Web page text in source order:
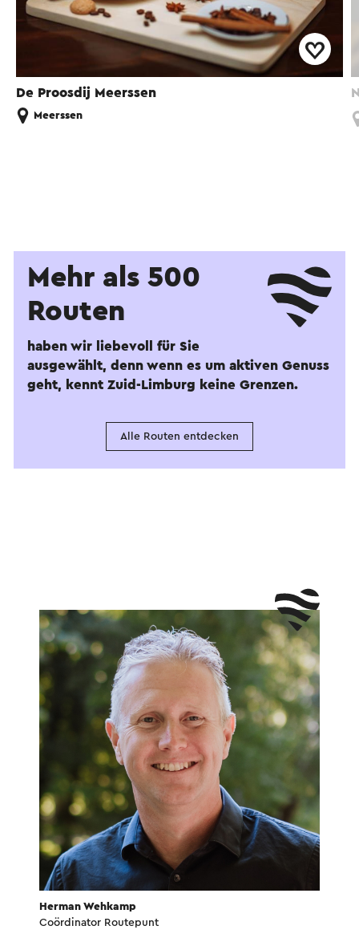
De Proosdij Meerssen
Meerssen
Mehr als 500
Routen
haben wir liebevoll für Sie
ausgewählt, denn wenn es um aktiven Genuss
geht, kennt Zuid-Limburg keine Grenzen.
Alle Routen entdecken
Herman Wehkamp
Coördinator Routepunt